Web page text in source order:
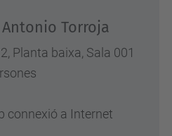
Torroja
Planta baixa, Sala 001
connexió a Internet